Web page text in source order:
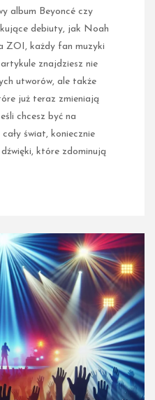
album Beyoncé czy
debiuty, jak Noah
ZOI, każdy fan muzyki
znajdziesz nie
utworów, ale także
już teraz zmieniają
chcesz być na
świat, koniecznie
które zdominują